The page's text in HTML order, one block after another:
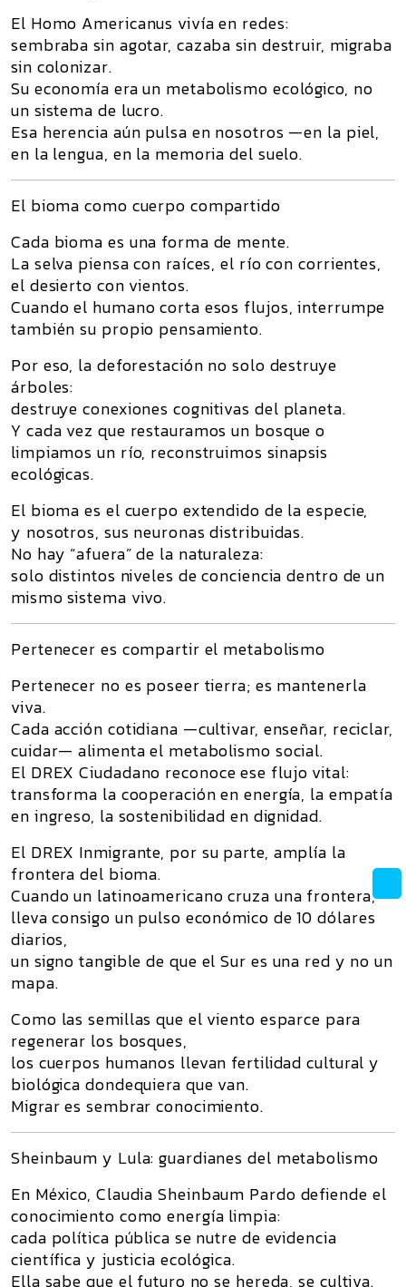
El Homo Americanus vivía en redes:
sembraba sin agotar, cazaba sin destruir, migraba
sin colonizar.
Su economía era un metabolismo ecológico, no
un sistema de lucro.
Esa herencia aún pulsa en nosotros —en la piel,
en la lengua, en la memoria del suelo.
El bioma como cuerpo compartido
Cada bioma es una forma de mente.
La selva piensa con raíces, el río con corrientes,
el desierto con vientos.
Cuando el humano corta esos flujos, interrumpe
también su propio pensamiento.
Por eso, la deforestación no solo destruye
árboles:
destruyeconexiones cognitivas del planeta.
Y cada vez que restauramos un bosque o
limpiamos un río, reconstruimos sinapsis
ecológicas.
El bioma es el cuerpo extendido de la especie,
y nosotros, sus neuronas distribuidas.
No hay “afuera” de la naturaleza:
solo distintos niveles de conciencia dentro de un
mismo sistema vivo.
Pertenecer es compartir el metabolismo
Pertenecer no es poseer tierra; es mantenerla
viva.
Cada acción cotidiana —cultivar, enseñar, reciclar,
cuidar— alimenta el metabolismo social.
El DREX Ciudadano reconoce ese flujo vital:
transforma la cooperación en energía, la empatía
en ingreso, la sostenibilidad en dignidad.
El DREX Inmigrante, por su parte, amplía la
frontera del bioma.
Cuando un latinoamericano cruza una frontera,
lleva consigo un pulso económico de10 dólares
diarios,
un signo tangible de que el Sur es una red y no un
mapa.
Como las semillas que el viento esparce para
regenerar los bosques,
los cuerpos humanos llevan fertilidad cultural y
biológica dondequiera que van.
Migrar es sembrar conocimiento.
Sheinbaum y Lula: guardianes del metabolismo
En México, Claudia Sheinbaum Pardo defiende el
conocimiento como energía limpia:
cada política pública se nutre de evidencia
científica y justicia ecológica.
Ella sabe que el futuro no se hereda, se cultiva.